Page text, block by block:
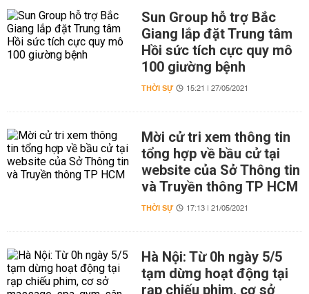
Sun Group hỗ trợ Bắc
Giang lắp đặt Trung tâm
Hồi sức tích cực quy mô
100 giường bệnh
THỜI SỰ 15:21 | 27/05/2021
Mời cử tri xem thông tin
tổng hợp về bầu cử tại
website của Sở Thông tin
và Truyền thông TP HCM
THỜI SỰ 17:13 | 21/05/2021
Hà Nội: Từ 0h ngày 5/5
tạm dừng hoạt động tại
rạp chiếu phim, cơ sở